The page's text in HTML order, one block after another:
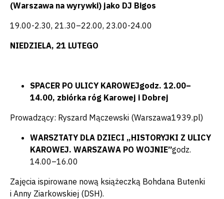
(Warszawa na wyrywki) jako DJ Bigos
19.00-2.30, 21.30–22.00, 23.00-24.00
NIEDZIELA, 21 LUTEGO
SPACER PO ULICY KAROWEJgodz. 12.00–
14.00, zbiórka róg Karowej i Dobrej
Prowadzący: Ryszard Mączewski (Warszawa1939.pl)
WARSZTATY DLA DZIECI „HISTORYJKI Z ULICY
KAROWEJ. WARSZAWA PO WOJNIE”godz.
14.00–16.00
Zajęcia ispirowane nową książeczką Bohdana Butenki
i Anny Ziarkowskiej (DSH).